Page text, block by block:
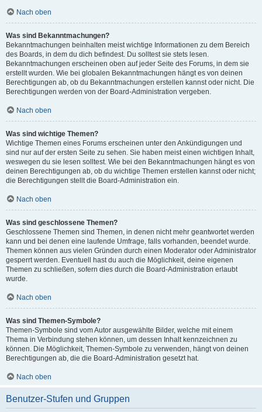
Nach oben
Was sind Bekanntmachungen?
Bekanntmachungen beinhalten meist wichtige Informationen zu dem Bereich
des Boards, in dem du dich befindest. Du solltest sie stets lesen.
Bekanntmachungen erscheinen oben auf jeder Seite des Forums, in dem sie
erstellt wurden. Wie bei globalen Bekanntmachungen hängt es von deinen
Berechtigungen ab, ob du Bekanntmachungen erstellen kannst oder nicht. Die
Berechtigungen werden von der Board-Administration vergeben.
Nach oben
Was sind wichtige Themen?
Wichtige Themen eines Forums erscheinen unter den Ankündigungen und
sind nur auf der ersten Seite zu sehen. Sie haben meist einen wichtigen Inhalt,
weswegen du sie lesen solltest. Wie bei den Bekanntmachungen hängt es von
deinen Berechtigungen ab, ob du wichtige Themen erstellen kannst oder nicht;
die Berechtigungen stellt die Board-Administration ein.
Nach oben
Was sind geschlossene Themen?
Geschlossene Themen sind Themen, in denen nicht mehr geantwortet werden
kann und bei denen eine laufende Umfrage, falls vorhanden, beendet wurde.
Themen können aus vielen Gründen durch einen Moderator oder Administrator
gesperrt werden. Eventuell hast du auch die Möglichkeit, deine eigenen
Themen zu schließen, sofern dies durch die Board-Administration erlaubt
wurde.
Nach oben
Was sind Themen-Symbole?
Themen-Symbole sind vom Autor ausgewählte Bilder, welche mit einem
Thema in Verbindung stehen können, um dessen Inhalt kennzeichnen zu
können. Die Möglichkeit, Themen-Symbole zu verwenden, hängt von deinen
Berechtigungen ab, die die Board-Administration gesetzt hat.
Nach oben
Benutzer-Stufen und Gruppen